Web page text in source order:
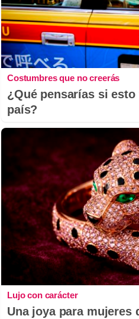
Costumbres que no creerás
¿Qué pensarías si
país?
Lujo con carácter
Una joya para mujeres